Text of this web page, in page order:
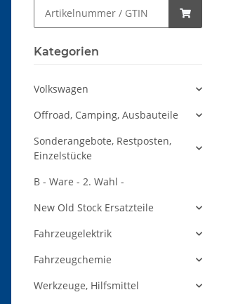
Kategorien
Volkswagen
Offroad, Camping, Ausbauteile
Sonderangebote, Restposten,
Einzelstücke
B - Ware - 2. Wahl -
New Old Stock Ersatzteile
Fahrzeugelektrik
Fahrzeugchemie
Werkzeuge, Hilfsmittel